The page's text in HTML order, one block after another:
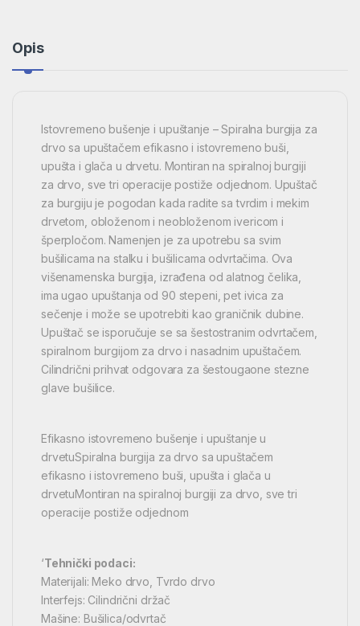
Opis
Istovremeno bušenje i upuštanje – Spiralna burgija za
drvo sa upuštačem efikasno i istovremeno buši,
upušta i glača u drvetu. Montiran na spiralnoj burgiji
za drvo, sve tri operacije postiže odjednom. Upuštač
za burgiju je pogodan kada radite sa tvrdim i mekim
drvetom, obloženom i neobloženom ivericom i
šperpločom. Namenjen je za upotrebu sa svim
bušilicama na stalku i bušilicama odvrtačima. Ova
višenamenska burgija, izrađena od alatnog čelika,
ima ugao upuštanja od 90 stepeni, pet ivica za
sečenje i može se upotrebiti kao graničnik dubine.
Upuštač se isporučuje se sa šestostranim odvrtačem,
spiralnom burgijom za drvo i nasadnim upuštačem.
Cilindrični prihvat odgovara za šestougaone stezne
glave bušilice.
Efikasno istovremeno bušenje i upuštanje u
drvetuSpiralna burgija za drvo sa upuštačem
efikasno i istovremeno buši, upušta i glača u
drvetuMontiran na spiralnoj burgiji za drvo, sve tri
operacije postiže odjednom
‘Tehnički podaci:
Materijali: Meko drvo, Tvrdo drvo
Interfejs: Cilindrični držač
Mašine: Bušilica/odvrtač